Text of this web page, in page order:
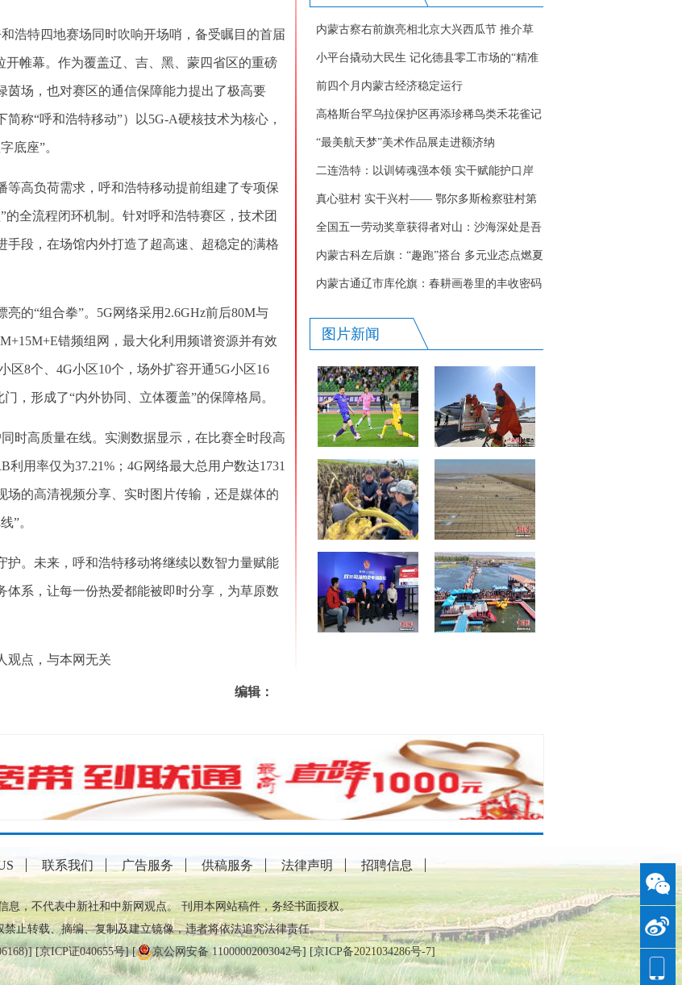
特四地赛场同时吹响开场哨，备受瞩目的首届
帷幕。作为覆盖辽、吉、黑、蒙四省区的重磅
场，也对赛区的通信保障能力提出了极高要
称“呼和浩特移动”）以5G-A硬核技术为核心，
底座”。
高负荷需求，呼和浩特移动提前组建了专项保
全流程闭环机制。针对呼和浩特赛区，技术团
段，在场馆内外打造了超高速、超稳定的满格
“组合拳”。5G网络采用2.6GHz前后80M与
错频组网，最大化利用频谱资源并有效
区8个、4G小区10个，场外扩容开通5G小区16
，形成了“内外协同、立体覆盖”的保障格局。
高质量在线。实测数据显示，在比赛全时段高
用率仅为37.21%；4G网络最大总用户数达1731
场的高清视频分享、实时图片传输，还是媒体的
”。
。未来，呼和浩特移动将继续以数智力量赋能
系，让每一份热爱都能被即时分享，为草原数
点，与本网无关
编辑：
内蒙古察右前旗亮相北京大兴西瓜节 推介草
原好物与文旅
小平台撬动大民生 记化德县零工市场的“精准
滴灌”之路
前四个月内蒙古经济稳定运行
高格斯台罕乌拉保护区再添珍稀鸟类禾花雀记
录
“最美航天梦”美术作品展走进额济纳
二连浩特：以训铸魂强本领 实干赋能护口岸
真心驻村 实干兴村—— 鄂尔多斯检察驻村第
一书记在乌仁都西嘎查的工作日常
全国五一劳动奖章获得者对山：沙海深处是吾
乡
内蒙古科左后旗：“趣跑”搭台 多元业态点燃夏
日消费新热潮
内蒙古通辽市库伦旗：春耕画卷里的丰收密码
图片新闻
联系我们 广告服务 供稿服务 法律声明 招聘信息
息，不代表中新社和中新网观点。 刊用本网站稿件，务经书面授权。
禁止转载、摘编、复制及建立镜像，违者将依法追究法律责任。
] [京ICP证040655号] [ 京公网安备 11000002003042号] [京ICP备2021034286号-7]